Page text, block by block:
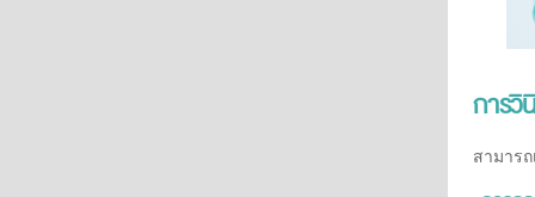
การวิ
สามาร